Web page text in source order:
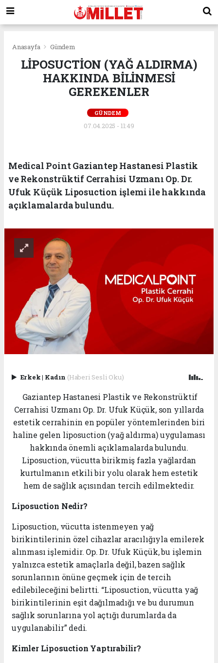
Anasayfa Gündem
LİPOSUCTİON (YAĞ ALDIRMA)
HAKKINDA BİLİNMESİ
GEREKENLER
GÜNDEM
07.04.2025 - 11:49
Medical Point Gaziantep Hastanesi Plastik
ve Rekonstrüktif Cerrahisi Uzmanı Op. Dr.
Ufuk Küçük Liposuction işlemi ile hakkında
açıklamalarda bulundu.
Erkek| Kadın (Haberi Sesli Oku)
Gaziantep Hastanesi Plastik ve Rekonstrüktif
Cerrahisi Uzmanı Op. Dr. Ufuk Küçük, son yıllarda
estetik cerrahinin en popüler yöntemlerinden biri
haline gelen liposuction (yağ aldırma) uygulaması
hakkında önemli açıklamalarda bulundu.
Liposuction, vücutta birikmiş fazla yağlardan
kurtulmanın etkili bir yolu olarak hem estetik
hem de sağlık açısından tercih edilmektedir.
Liposuction Nedir?
Liposuction, vücutta istenmeyen yağ
birikintilerinin özel cihazlar aracılığıyla emilerek
alınması işlemidir. Op. Dr. Ufuk Küçük, bu işlemin
yalnızca estetik amaçlarla değil, bazen sağlık
sorunlarının önüne geçmek için de tercih
edilebileceğini belirtti. “Liposuction, vücutta yağ
birikintilerinin eşit dağılmadığı ve bu durumun
sağlık sorunlarına yol açtığı durumlarda da
uygulanabilir” dedi.
Kimler Liposuction Yaptırabilir?